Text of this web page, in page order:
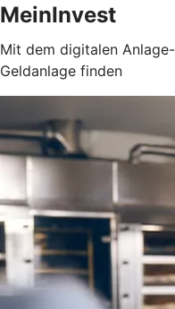
MeinInvest
Mit dem digitalen
Geldanlage finden